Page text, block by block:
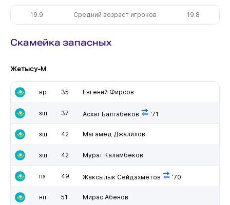
19.9 Средний возраст игроков 19.8
Скамейка запасных
Жетысу-М
вр 35 Евгений Фирсов
зщ 37 Асхат Балтабеков '71
зщ 42 Магамед Джалилов
зщ 42 Мурат Каламбеков
пз 49 Жаксылык Сейдахметов '70
нп 51 Мирас Абенов